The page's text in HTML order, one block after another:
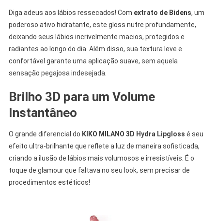
Diga adeus aos lábios ressecados! Com extrato de Bidens, um
poderoso ativo hidratante, este gloss nutre profundamente,
deixando seus lábios incrivelmente macios, protegidos e
radiantes ao longo do dia. Além disso, sua textura leve e
confortável garante uma aplicação suave, sem aquela
sensação pegajosa indesejada.
Brilho 3D para um Volume
Instantâneo
O grande diferencial do KIKO MILANO 3D Hydra Lipgloss é seu
efeito ultra-brilhante que reflete a luz de maneira sofisticada,
criando a ilusão de lábios mais volumosos e irresistíveis. É o
toque de glamour que faltava no seu look, sem precisar de
procedimentos estéticos!